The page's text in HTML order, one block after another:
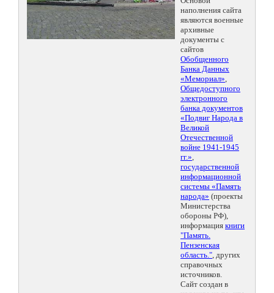
наполнения сайта
являются военные
архивные
документы с
сайтов
Обобщенного
Банка Данных
«Мемориал»,
Общедоступного
электронного
банка документов
«Подвиг Народа в
Великой
Отечественной
войне 1941-1945
гг.»,
государственной
информационной
системы «Память
народа» (проекты
Министерства
обороны РФ),
информация книги
"Память.
Пензенская
область.", других
справочных
источников.
Сайт создан в